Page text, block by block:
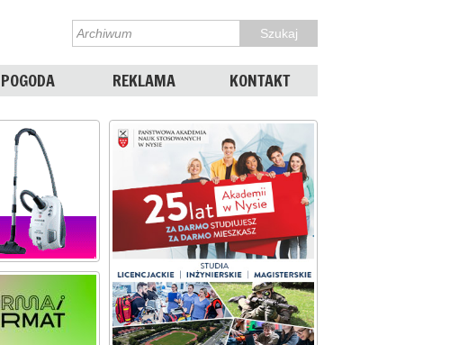
POGODA REKLAMA KONTAKT